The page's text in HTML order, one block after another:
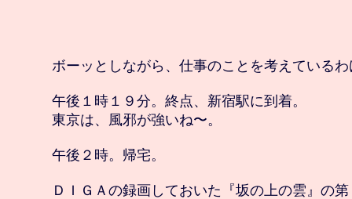
ボーッとしながら、仕事のことを考えている
午後１時１９分。終点、新宿駅に到着。
東京は、風邪が強いね〜。
午後２時。帰宅。
ＤＩＧＡの録画しておいた『坂の上の雲』の第